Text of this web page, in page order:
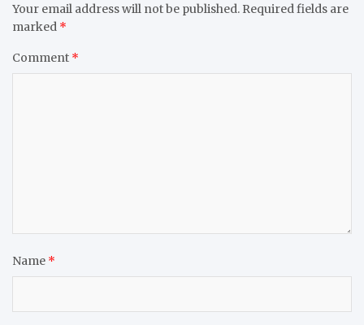
Your email address will not be published. Required fields are
marked *
Comment *
Name *